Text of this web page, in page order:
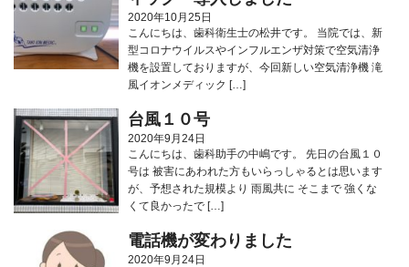
2020年10月25日
こんにちは、歯科衛生士の松井です。 当院では、新
型コロナウイルスやインフルエンザ対策で空気清浄
機を設置しておりますが、今回新しい空気清浄機 滝
風イオンメディック […]
台風１０号
2020年9月24日
こんにちは、歯科助手の中嶋です。 先日の台風１０
号は 被害にあわれた方もいらっしゃるとは思います
が、予想された規模より 雨風共に そこまで 強くな
くて良かったで […]
電話機が変わりました
2020年9月24日